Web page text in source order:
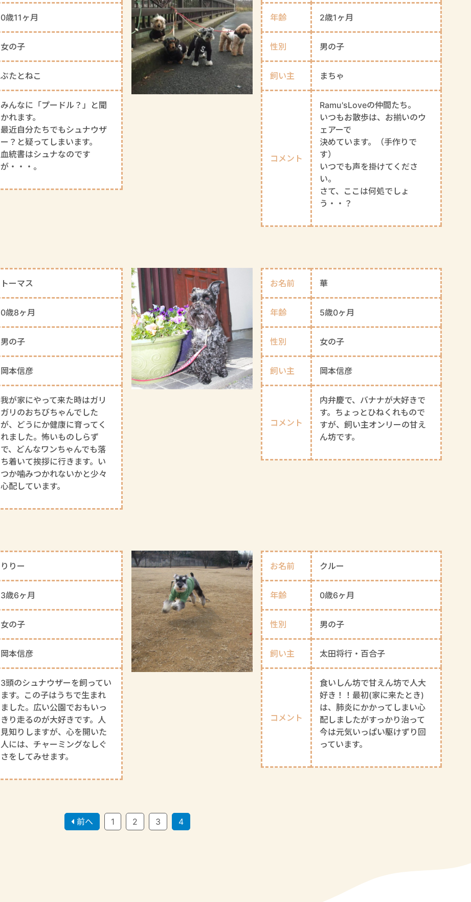
0歳11ヶ月
女の子
ぶたとねこ
みんなに「プードル？」と聞
かれます。
最近自分たちでもシュナウザ
ー？と疑ってしまいます。
血統書はシュナなのです
が・・・。
年齢 2歳1ヶ月
性別 男の子
飼い主 まちゃ
コメント
Ramu'sLoveの仲間たち。
いつもお散歩は、お揃いのウ
ェアーで
決めています。（手作りで
す）
いつでも声を掛けてくださ
い。
さて、ここは何処でしょ
う・・？
トーマス
0歳8ヶ月
男の子
岡本信彦
我が家にやって来た時はガリ
ガリのおちびちゃんでした
が、どうにか健康に育ってく
れました。怖いものしらず
で、どんなワンちゃんでも落
ち着いて挨拶に行きます。い
つか噛みつかれないかと少々
心配しています。
お名前 華
年齢 5歳0ヶ月
性別 女の子
飼い主 岡本信彦
コメント
内弁慶で、バナナが大好きで
す。ちょっとひねくれもので
すが、飼い主オンリーの甘え
ん坊です。
りりー
3歳6ヶ月
女の子
岡本信彦
3頭のシュナウザーを飼ってい
ます。この子はうちで生まれ
ました。広い公園でおもいっ
きり走るのが大好きです。人
見知りしますが、心を開いた
人には、チャーミングなしぐ
さをしてみせます。
お名前 クルー
年齢 0歳6ヶ月
性別 男の子
飼い主 太田将行・百合子
コメント
食いしん坊で甘えん坊で人大
好き！！最初(家に来たとき)
は、肺炎にかかってしまい心
配しましたがすっかり治って
今は元気いっぱい駆けずり回
っています。
前へ 1 2 3 4